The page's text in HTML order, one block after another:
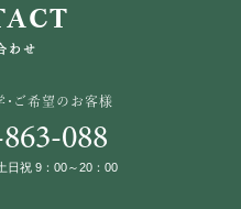
わせ
・ご希望のお客様
863-088
日祝 9：00～20：00